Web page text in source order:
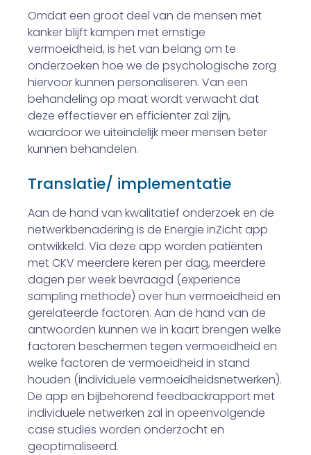
Omdat een groot deel van de mensen met
kanker blijft kampen met ernstige
vermoeidheid, is het van belang om te
onderzoeken hoe we de psychologische zorg
hiervoor kunnen personaliseren. Van een
behandeling op maat wordt verwacht dat
deze effectiever en efficiënter zal zijn,
waardoor we uiteindelijk meer mensen beter
kunnen behandelen.
Translatie/ implementatie
Aan de hand van kwalitatief onderzoek en de
netwerkbenadering is de Energie inZicht app
ontwikkeld. Via deze app worden patiënten
met CKV meerdere keren per dag, meerdere
dagen per week bevraagd (experience
sampling methode) over hun vermoeidheid en
gerelateerde factoren. Aan de hand van de
antwoorden kunnen we in kaart brengen welke
factoren beschermen tegen vermoeidheid en
welke factoren de vermoeidheid in stand
houden (individuele vermoeidheidsnetwerken).
De app en bijbehorend feedbackrapport met
individuele netwerken zal in opeenvolgende
case studies worden onderzocht en
geoptimaliseerd.